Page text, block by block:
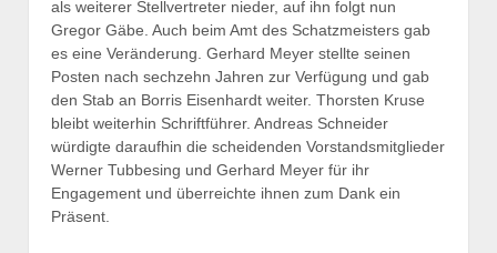
als weiterer Stellvertreter nieder, auf ihn folgt nun
Gregor Gäbe. Auch beim Amt des Schatzmeisters gab
es eine Veränderung. Gerhard Meyer stellte seinen
Posten nach sechzehn Jahren zur Verfügung und gab
den Stab an Borris Eisenhardt weiter. Thorsten Kruse
bleibt weiterhin Schriftführer. Andreas Schneider
würdigte daraufhin die scheidenden Vorstandsmitglieder
Werner Tubbesing und Gerhard Meyer für ihr
Engagement und überreichte ihnen zum Dank ein
Präsent.